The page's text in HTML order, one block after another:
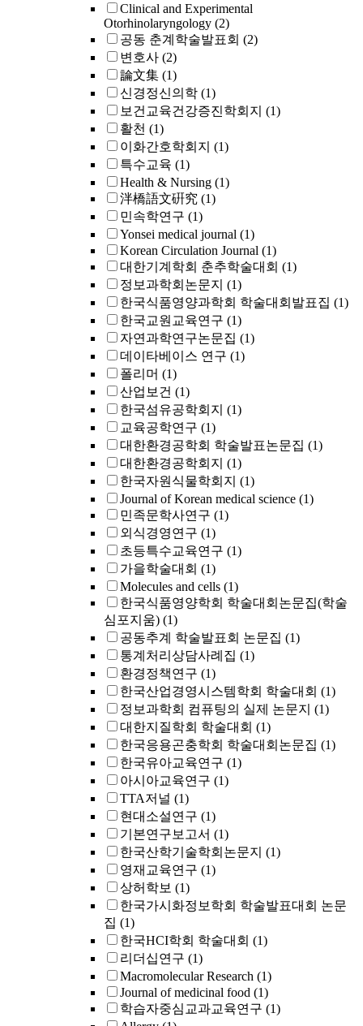
Clinical and Experimental
Otorhinolaryngology (2)
공동 춘계학술발표회 (2)
변호사 (2)
論文集 (1)
신경정신의학 (1)
보건교육건강증진학회지 (1)
활천 (1)
이화간호학회지 (1)
특수교육 (1)
Health & Nursing (1)
泮橋語文硏究 (1)
민속학연구 (1)
Yonsei medical journal (1)
Korean Circulation Journal (1)
대한기계학회 춘추학술대회 (1)
정보과학회논문지 (1)
한국식품영양과학회 학술대회발표집 (1)
한국교원교육연구 (1)
자연과학연구논문집 (1)
데이타베이스 연구 (1)
폴리머 (1)
산업보건 (1)
한국섬유공학회지 (1)
교육공학연구 (1)
대한환경공학회 학술발표논문집 (1)
대한환경공학회지 (1)
한국자원식물학회지 (1)
Journal of Korean medical science (1)
민족문학사연구 (1)
외식경영연구 (1)
초등특수교육연구 (1)
가을학술대회 (1)
Molecules and cells (1)
한국식품영양학회 학술대회논문집(학술
심포지움) (1)
공동추계 학술발표회 논문집 (1)
통계처리상담사례집 (1)
환경정책연구 (1)
한국산업경영시스템학회 학술대회 (1)
정보과학회 컴퓨팅의 실제 논문지 (1)
대한지질학회 학술대회 (1)
한국응용곤충학회 학술대회논문집 (1)
한국유아교육연구 (1)
아시아교육연구 (1)
TTA저널 (1)
현대소설연구 (1)
기본연구보고서 (1)
한국산학기술학회논문지 (1)
영재교육연구 (1)
상허학보 (1)
한국가시화정보학회 학술발표대회 논문
집 (1)
한국HCI학회 학술대회 (1)
리더십연구 (1)
Macromolecular Research (1)
Journal of medicinal food (1)
학습자중심교과교육연구 (1)